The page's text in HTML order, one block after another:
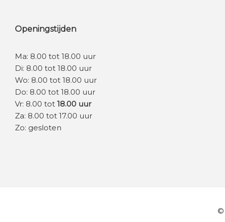
56cm
57CM
61cm
Openingstijden
Ma: 8.00 tot 18.00 uur
Di: 8.00 tot 18.00 uur
Wo: 8.00 tot 18.00 uur
Do: 8.00 tot 18.00 uur
Vr: 8.00 tot 18.00 uur
Za: 8.00 tot 17.00 uur
Zo: gesloten
©